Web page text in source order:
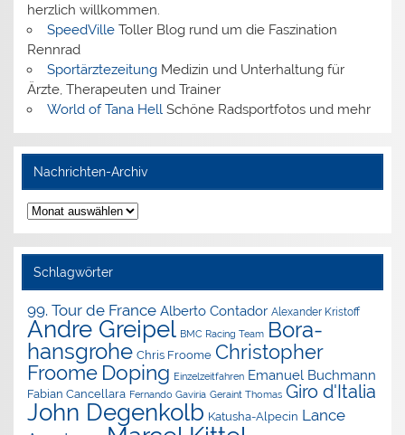
herzlich willkommen.
SpeedVilleToller Blog rund um die Faszination
Rennrad
SportärztezeitungMedizin und Unterhaltung für
Ärzte, Therapeuten und Trainer
World of Tana HellSchöne Radsportfotos und mehr
Nachrichten-Archiv
Nachrichten-
Archiv
Schlagwörter
99. Tour de France Alberto Contador Alexander Kristoff
Andre Greipel BMC Racing Team Bora-
hansgrohe Chris Froome Christopher
Froome Doping Einzelzeitfahren Emanuel Buchmann
Fabian Cancellara Fernando Gaviria Geraint Thomas Giro d'Italia
John Degenkolb Katusha-Alpecin Lance